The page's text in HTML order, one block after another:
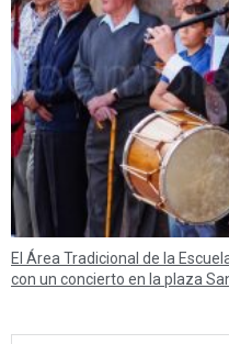
El Área Tradicional de la
con un concierto en la plaza